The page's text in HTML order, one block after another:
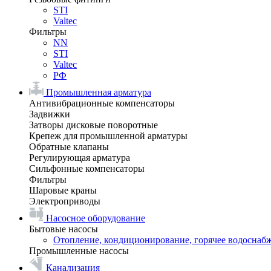
STI
Valtec
Фильтры
NN
STI
Valtec
РФ
Промышленная арматура
Антивибрационные компенсаторы
Задвижки
Затворы дисковые поворотные
Крепеж для промышленной арматуры
Обратные клапаны
Регулирующая арматура
Сильфонные компенсаторы
Фильтры
Шаровые краны
Электроприводы
Насосное оборудование
Бытовые насосы
Отопление, кондиционирование, горячее
Промышленные насосы
Канализация